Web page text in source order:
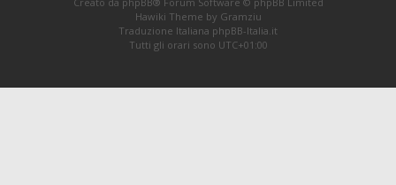
Hawiki Theme by Gramziu
Traduzione Italiana phpBB-Italia.it
Tutti gli orari sono UTC+01:00